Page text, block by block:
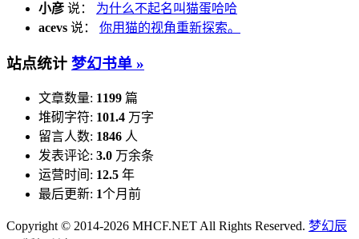
小彦 说： 为什么不起名叫猫蛋哈哈
acevs 说： 你用猫的视角重新探索。
站点统计 梦幻书单 »
文章数量: 1199 篇
堆砌字符: 101.4 万字
留言人数: 1846 人
发表评论: 3.0 万余条
运营时间: 12.5 年
最后更新: 1个月前
Copyright © 2014-2026 MHCF.NET All Rights Reserved. 梦幻辰